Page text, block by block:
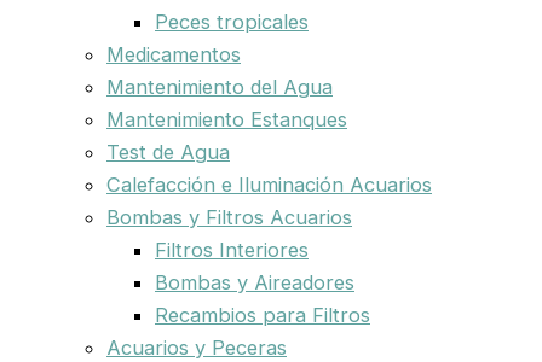
Peces tropicales
Medicamentos
Mantenimiento del Agua
Mantenimiento Estanques
Test de Agua
Calefacción e Iluminación Acuarios
Bombas y Filtros Acuarios
Filtros Interiores
Bombas y Aireadores
Recambios para Filtros
Acuarios y Peceras